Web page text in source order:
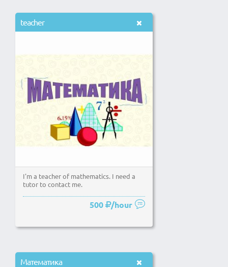
teacher
I'm a teacher of mathematics. I need a
tutor to contact me.
500 /hour
Математика